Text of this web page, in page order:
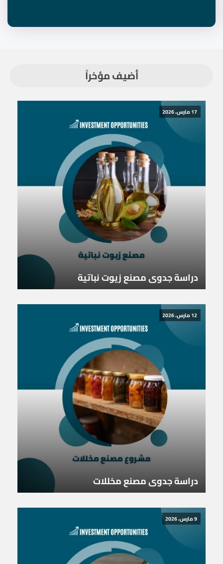
أضيف مؤخراً
17 مارس، 2026
دراسة جدوى مصنع زيوت نباتية
12 مارس، 2026
دراسة جدوى مصنع مخللات
9 مارس، 2026